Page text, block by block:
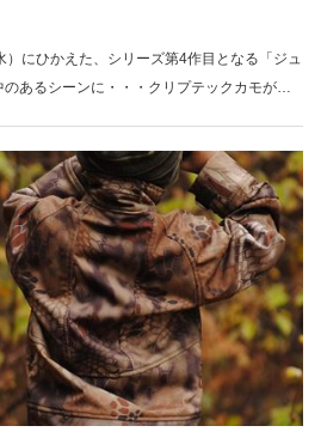
）にひかえた、シリーズ第4作目となる「ジュ
あるシーンに・・・クリプテックカモが登